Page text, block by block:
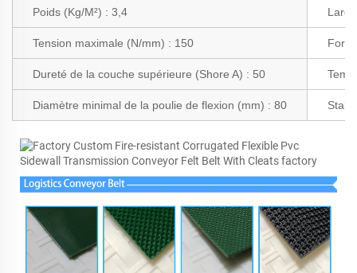
Poids (Kg/M²) : 3,4
Tension maximale (N/mm) : 150
Dureté de la couche supérieure (Shore A) : 50
Diamètre minimal de la poulie de flexion (mm) : 80